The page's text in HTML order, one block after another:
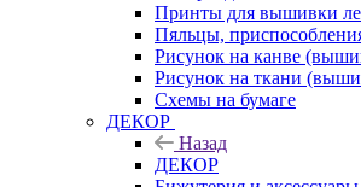
Принты для вышивки
Пяльцы,
Рисунок на канве
Рисунок на ткани
Схемы на бумаге
ДЕКОР
Назад
ДЕКОР